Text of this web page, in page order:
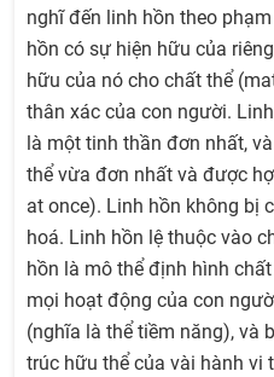
nghĩ đến linh hồn theo
hồn có sự hiện hữu của
hữu của nó cho chất thể
thân xác của con người.
là một tinh thần đơn nhất,
thể vừa đơn nhất và được
at once). Linh hồn không bị
hoá. Linh hồn lệ thuộc vào
hồn là mô thể định hình
mọi hoạt động của con
(nghĩa là thể tiềm năng), và
trúc hữu thể của vài hành vi